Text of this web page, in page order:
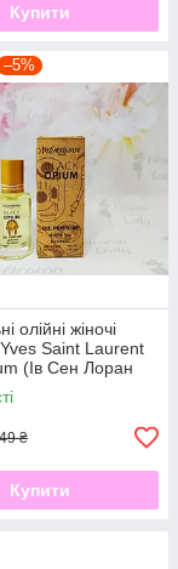
Купити
–5%
олійні жіночі
Saint Laurent
(Ів Сен Лоран
12 мл
₴
Купити